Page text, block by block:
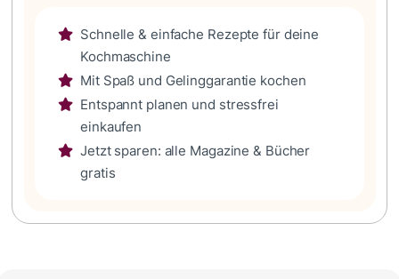
Schnelle & einfache Rezepte für deine
Kochmaschine
Mit Spaß und Gelinggarantie kochen
Entspannt planen und stressfrei
einkaufen
Jetzt sparen: alle Magazine & Bücher
gratis